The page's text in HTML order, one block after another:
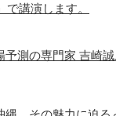
講演します。
測の専門家 吉崎